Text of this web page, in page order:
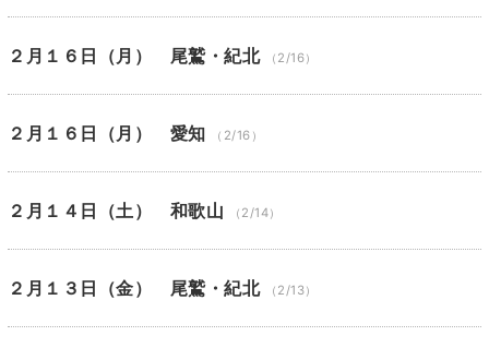
２月１６日（月） 尾鷲・紀北 （2/16）
２月１６日（月） 愛知 （2/16）
２月１４日（土） 和歌山 （2/14）
２月１３日（金） 尾鷲・紀北 （2/13）